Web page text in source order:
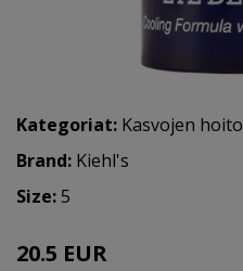
Kategoriat: Kasvojen hoito
Brand: Kiehl's
Size:5
20.5 EUR